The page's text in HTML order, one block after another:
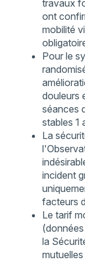
travaux
ont
mobilité
Pour le
douleurs
séances
stables 1
La
incident
facteurs
Le tarif
la